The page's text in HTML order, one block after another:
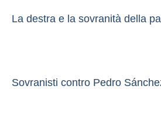
La destra e la sovranità della
Sovranisti contro Pedro